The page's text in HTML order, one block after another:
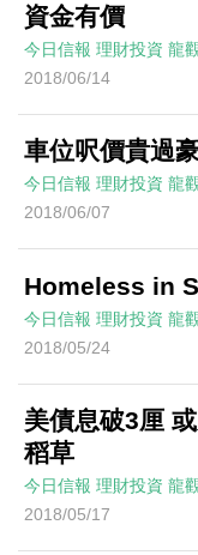
資金有價
今日信報 理財投資 龍
2018/06/14
車位呎價貴過
今日信報 理財投資 龍
2018/06/07
Homeless in
今日信報 理財投資 龍
2018/05/24
美債息破3厘
稻草
今日信報 理財投資 龍
2018/05/17